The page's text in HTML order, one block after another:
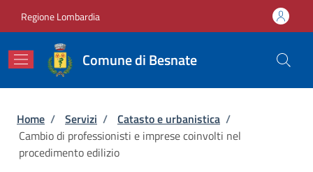
Regione Lombardia
Comune di Besnate
Briciole di pane
Home / Servizi / Catasto e urbanistica /
Cambio di professionisti e imprese coinvolti nel
procedimento edilizio